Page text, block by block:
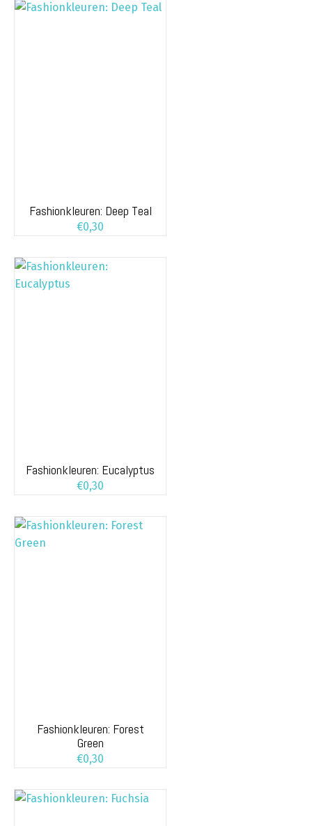
Fashionkleuren: Deep Teal
€0,30
Fashionkleuren: Eucalyptus
€0,30
Fashionkleuren: Forest
Green
€0,30